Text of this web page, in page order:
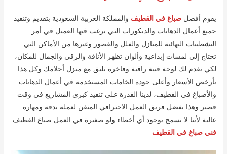
يقوم أفضلصباغ في القطيف والمملكة العربية السعودية بتقديم وتنفيذ
جميع أعمال الدهانات والديكورات التي يرغب فيها العميل في أمر
التشطيبات النهائية للمنازل والفلل والقصور وغيرها من الأماكن التي
تحتاج إلى لمسات إبداعية وألوان تظهر الأناقة والرقي والجمال للمكان،
لكي نقدم لك لوحة فنية راقية وفاخرة تليق مع منزل أحلامك وكل هذا
بأرخص الأسعار وأعلى جودة الخامات المستخدمة في أعمال الدهانات
والأصباغ في القطيف، لدينا القدرة على تنفيذ كبرى المشاريع في وقت
قصير وهذا بفضل فريق العمل الاحترافي المتقن لعملة بدقة ومهارة
عالية لأننا لا نسمح بوجود أي أخطاء ولو صغيرة في العمل.صباغ القطيف
فني صباغ في القطيف